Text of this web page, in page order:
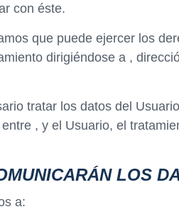
con éste.
que puede ejercer los
dirigiéndose a ,
tratar los datos del
, y el Usuario, el
LOS
a: